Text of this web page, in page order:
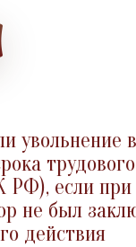
увольнение
РФ), если
не был
действия